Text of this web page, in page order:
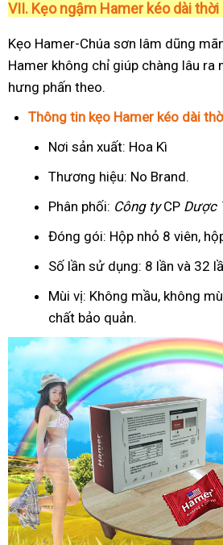
VII. Kẹo ngậm Hamer kéo dài thời
Kẹo Hamer-Chúa sơn lâm dũng
Hamer không chỉ giúp chàng lâu ra
hưng phấn theo.
Thông tin kẹo Hamer kéo dài
Nơi sản xuất: Hoa Kì
Thương hiệu: No Brand.
Phân phối: Công tyCP Dược
Đóng gói: Hộp nhỏ 8 viên,
Số lần sử dụng: 8 lần và 32
Mùi vị: Không mầu, không
chất bảo quản.